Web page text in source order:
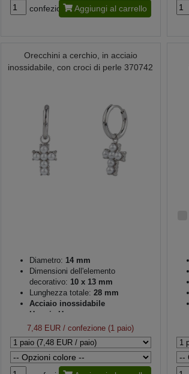
confezione Aggiungi al carrello
Orecchini a cerchio, in acciaio
inossidabile, con croci di perle 370742
Diametro: 14 mm
Dimensioni dell'elemento
decorativo: 10 x 13 mm
Lunghezza totale: 28 mm
Acciaio inossidabile
Huggie Hoop
7,48 EUR / confezione (1 paio)